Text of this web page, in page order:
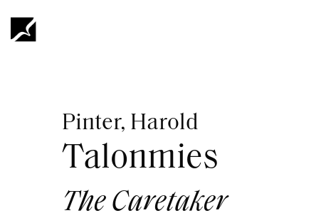
till
huvudinnehåll
Pinter, Harold
Talonmies
The Caretaker